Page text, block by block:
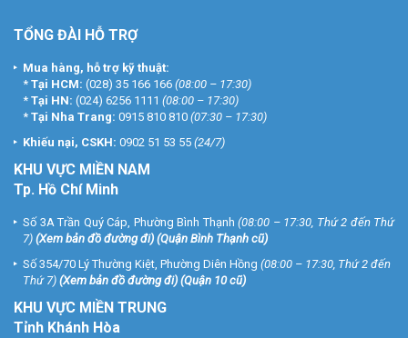
TỔNG ĐÀI HỖ TRỢ
Mua hàng, hỗ trợ kỹ thuật:
* Tại HCM: (028) 35 166 166 (08:00 – 17:30)
* Tại HN: (024) 6256 1111 (08:00 – 17:30)
* Tại Nha Trang: 0915 810 810 (07:30 – 17:30)
Khiếu nại, CSKH: 0902 51 53 55 (24/7)
KHU VỰC MIỀN NAM
Tp. Hồ Chí Minh
Số 3A Trần Quý Cáp, Phường Bình Thạnh (08:00 – 17:30, Thứ 2 đến Thứ
7) (Xem bản đồ đường đi) (Quận Bình Thạnh cũ)
Số 354/70 Lý Thường Kiệt, Phường Diên Hồng (08:00 – 17:30, Thứ 2 đến
Thứ 7) (Xem bản đồ đường đi) (Quận 10 cũ)
KHU VỰC MIỀN TRUNG
Tỉnh Khánh Hòa